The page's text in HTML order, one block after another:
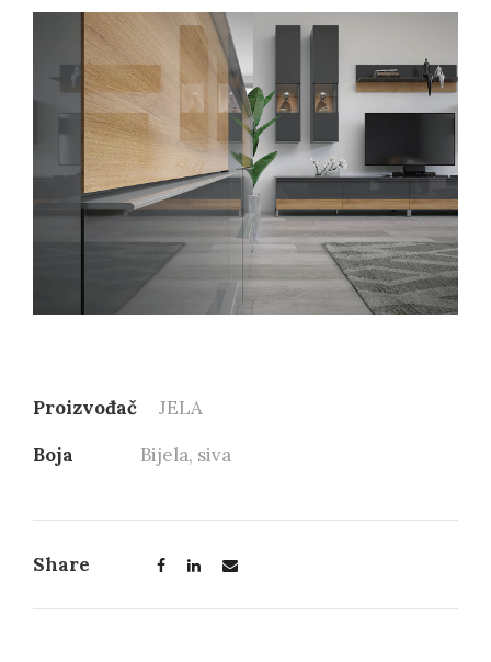
Proizvođač
JELA
Boja
Bijela, siva
Share